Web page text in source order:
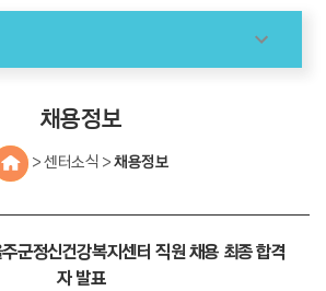
채용정보
> 센터소식 >채용정보
군정신건강복지센터 직원 채용 최종 합격
자 발표